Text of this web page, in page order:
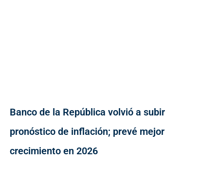
Banco de la República volvió a subir
pronóstico de inflación; prevé mejor
crecimiento en 2026